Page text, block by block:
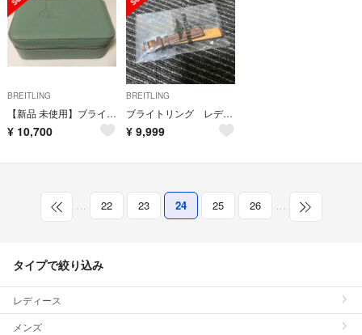
BREITLING
【新品 未使用】ブライトリング 時計ケース
¥ 10,700
BREITLING
ブライトリング レディース バンド
¥ 9,999
… 22 23 24 25 26 …
タイプで絞り込み
レディース
メンズ